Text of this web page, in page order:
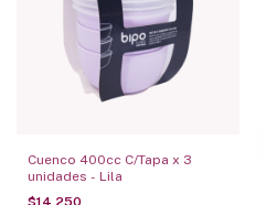
Cuenco 400cc C/Tapa x 3
unidades - Lila
$14.250